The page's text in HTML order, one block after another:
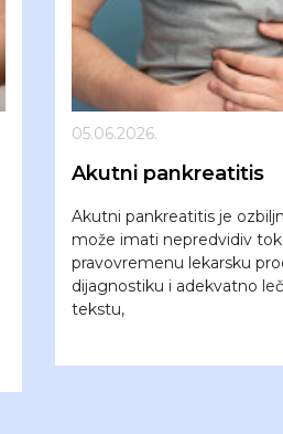
05.06.2026.
Akutni pankreatitis
Akutni pankreatitis je
može imati nepredvidiv
pravovremenu lekarsku
dijagnostiku i adekvatno
tekstu,